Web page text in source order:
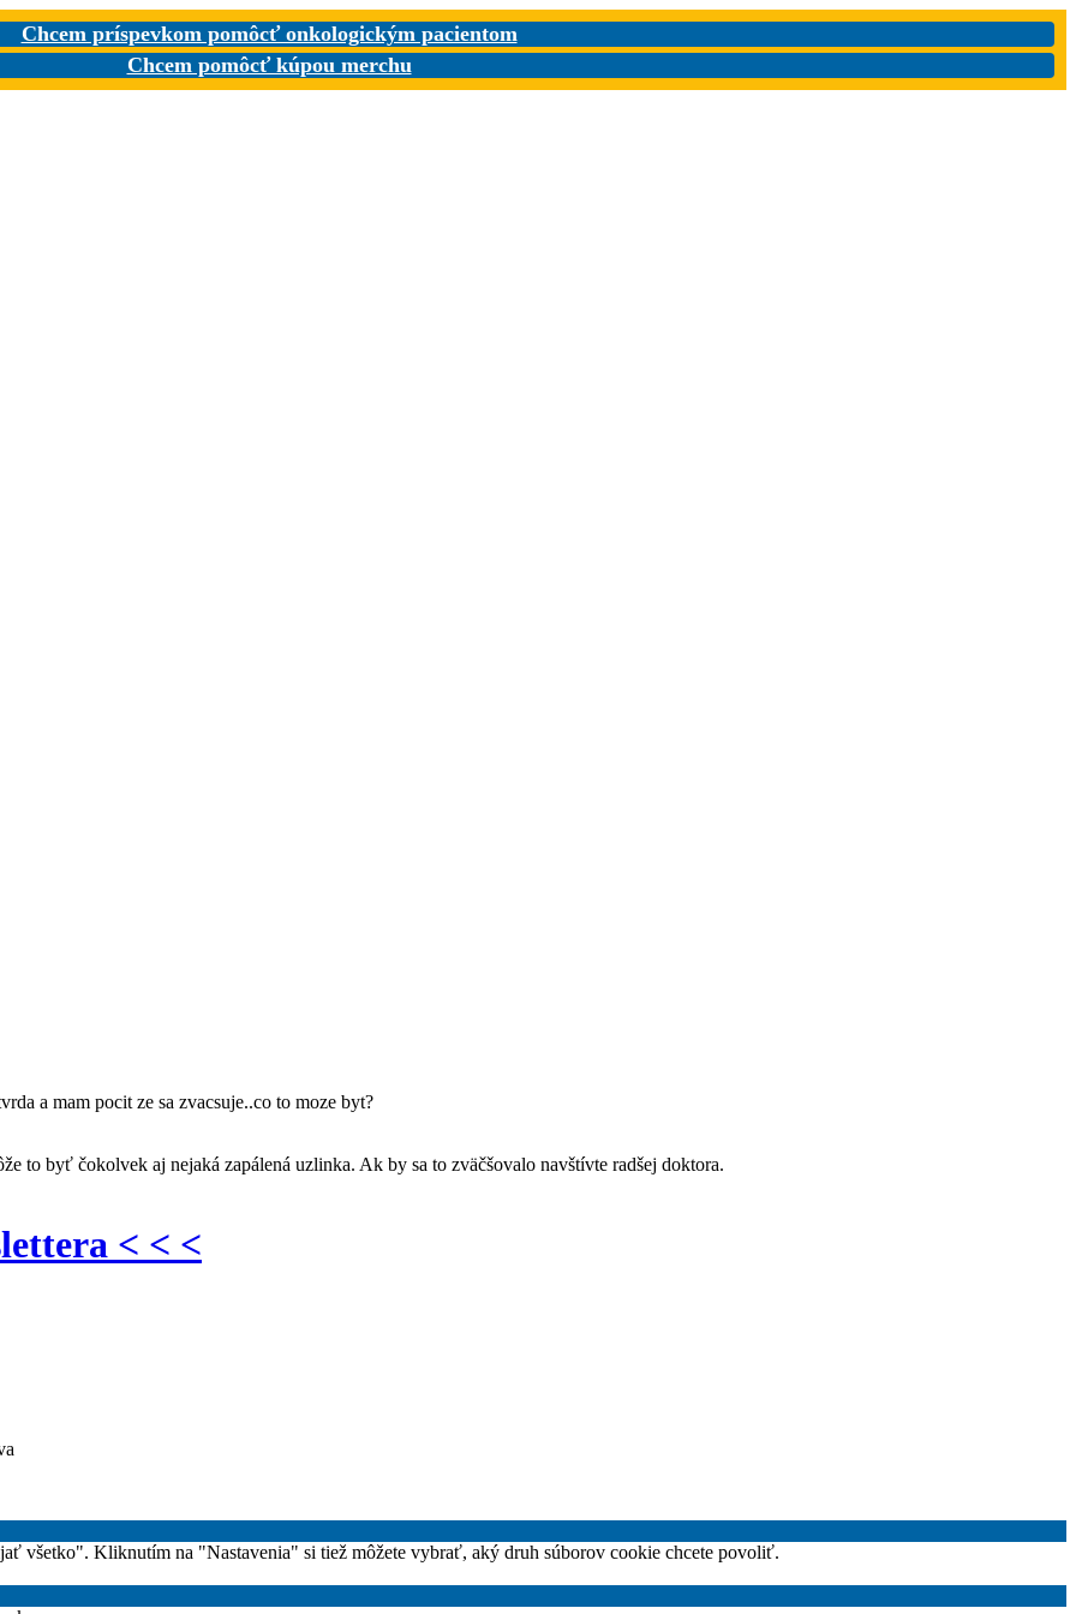
Chcem príspevkom pomôcť onkologickým pacientom
Chcem pomôcť kúpou merchu
a mam pocit ze sa zvacsuje..co to moze byt?
to byť čokolvek aj nejaká zapálená uzlinka. Ak by sa to zväčšovalo navštívte radšej doktora.
< < <
všetko". Kliknutím na "Nastavenia" si tiež môžete vybrať, aký druh súborov cookie chcete povoliť.